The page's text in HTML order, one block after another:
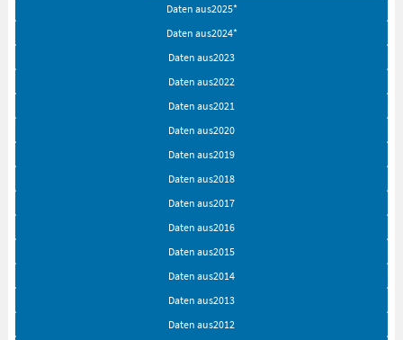
Daten aus2025*
Daten aus2024*
Daten aus2023
Daten aus2022
Daten aus2021
Daten aus2020
Daten aus2019
Daten aus2018
Daten aus2017
Daten aus2016
Daten aus2015
Daten aus2014
Daten aus2013
Daten aus2012